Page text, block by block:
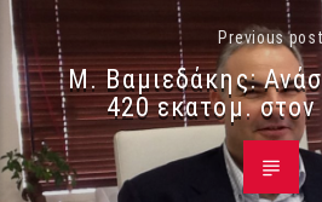
Previous
Μ. Βαμιεδάκης:
420 εκατομ.